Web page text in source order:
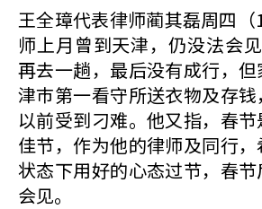
王全璋代表律师蔺其磊周四
师上月曾到天津，仍没法会
再去一趟，最后没有成行，
津巿第一看守所送衣物及存
以前受到刁难。他又指，春
佳节，作为他的律师及同行
状态下用好的心态过节，春
会见。